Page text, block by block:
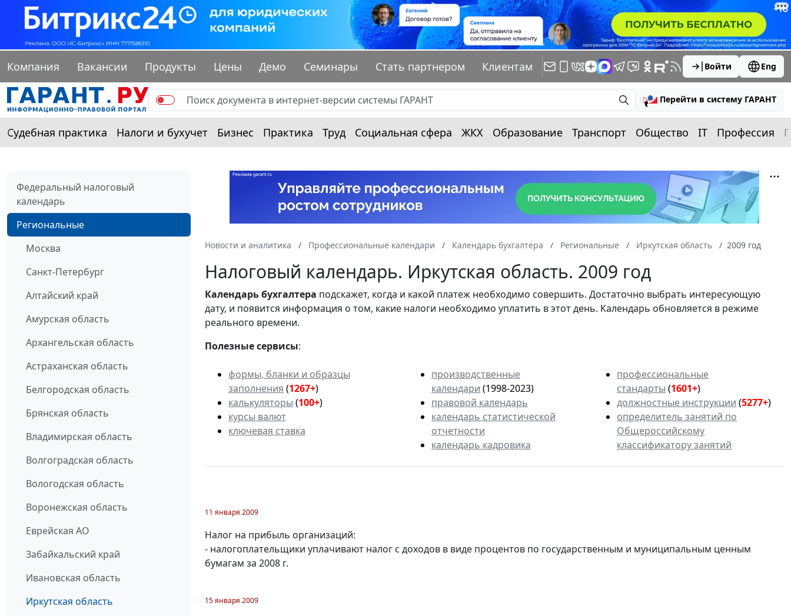
Компания Вакансии Продукты Цены Демо Семинары Стать партнером Клиентам Войти Eng
Перейти в систему ГАРАНТ
Судебная практика Налоги и бухучет Бизнес Практика Труд Социальная сфера ЖКХ Образование Транспорт Общество IT Профессия
Федеральный налоговый
календарь
Региональные
Москва
Санкт-Петербург
Алтайский край
Амурская область
Архангельская область
Астраханская область
Белгородская область
Брянская область
Владимирская область
Волгоградская область
Вологодская область
Воронежская область
Еврейская АО
Забайкальский край
Ивановская область
Иркутская область
Новости и аналитика Профессиональные календари Календарь бухгалтера Региональные Иркутская область 2009 год
Налоговый календарь. Иркутская область. 2009 год
Календарьбухгалтера подскажет, когда и какой платеж необходимо совершить. Достаточно выбрать интересующую
дату, и появится информация о том, какие налоги необходимо уплатить в этот день. Календарь обновляется в режиме
реального времени.
Полезные сервисы:
формы, бланки и образцы
заполнения (1267+)
калькуляторы (100+)
курсы валют
ключевая ставка
производственные
календари (1998-2023)
правовой календарь
календарь статистической
отчетности
календарь кадровика
профессиональные
стандарты (1601+)
должностные инструкции (5277+)
определитель занятий по
Общероссийскому
классификатору занятий
11 января 2009
Налог на прибыль организаций:
- налогоплательщики уплачивают налог с доходов в виде процентов по государственным и муниципальным ценным
бумагам за 2008 г.
15 января 2009